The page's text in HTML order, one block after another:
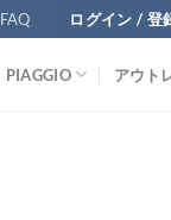
FAQ ログイン / 登
PIAGGIO アウト